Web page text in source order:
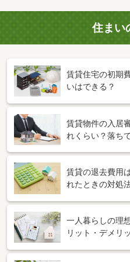
住まい
賃貸住宅の初期
いはできる？
賃貸物件の入居
れくらい？落ち
賃貸の退去費用
れたときの対処
一人暮らしの理
リット・デメリ